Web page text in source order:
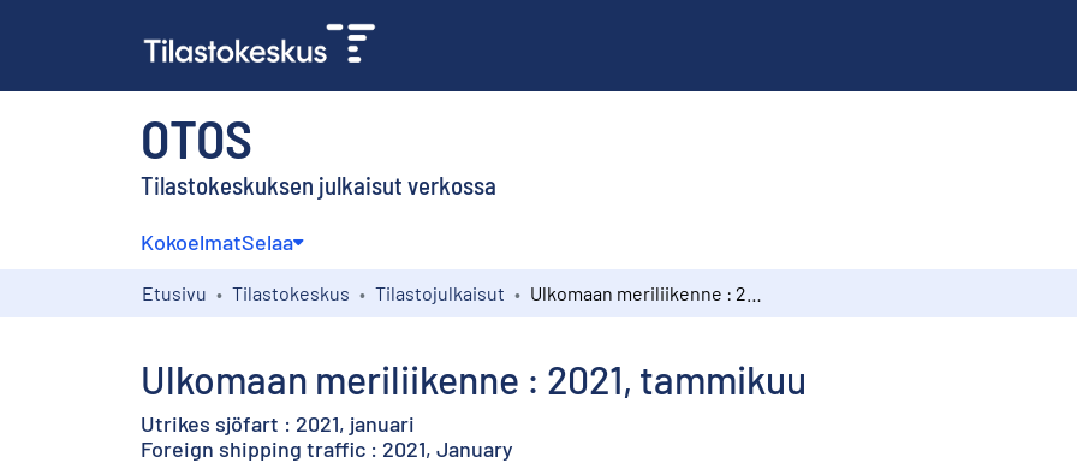
OTOS
Tilastokeskuksen julkaisut verkossa
KokoelmatSelaa
Etusivu Tilastokeskus Tilastojulkaisut
Ulkomaan meriliikenne : 2021, tammikuu
Utrikes sjöfart : 2021, januari
Foreign shipping traffic : 2021, January